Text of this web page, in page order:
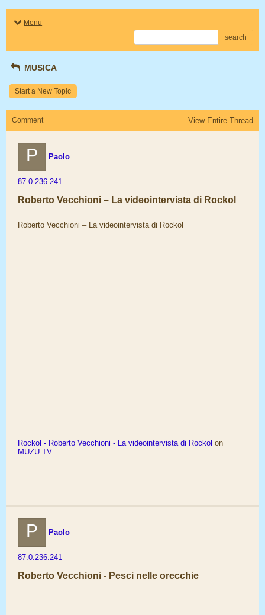
Menu
search
MUSICA
Start a New Topic
Comment View Entire Thread
P Paolo
87.0.236.241
Roberto Vecchioni – La videointervista di Rockol
Roberto Vecchioni – La videointervista di Rockol
Rockol - Roberto Vecchioni - La videointervista di Rockol on
MUZU.TV
P Paolo
87.0.236.241
Roberto Vecchioni - Pesci nelle orecchie